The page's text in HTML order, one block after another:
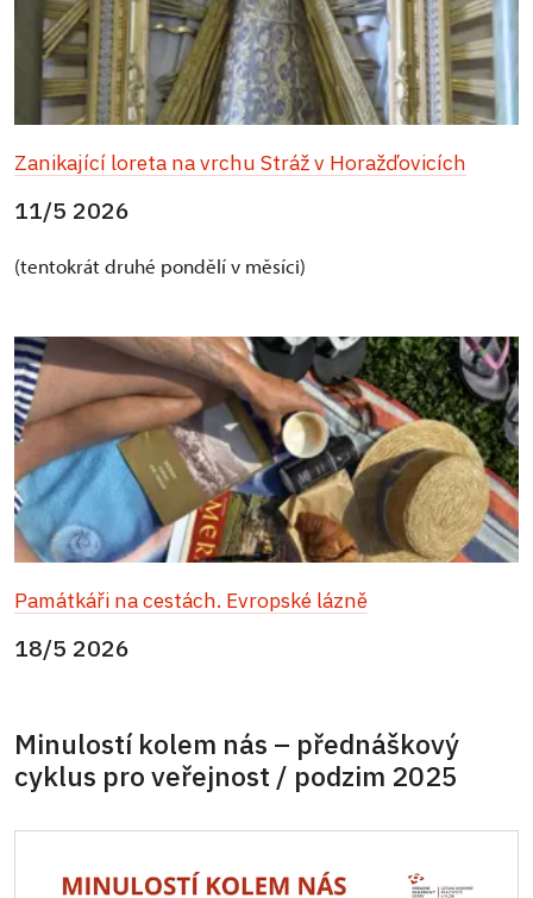
Zanikající loreta na vrchu Stráž v Horažďovicích
11/5 2026
(tentokrát druhé pondělí v měsíci)
Památkáři na cestách. Evropské lázně
18/5 2026
Minulostí kolem nás – přednáškový
cyklus pro veřejnost / podzim 2025